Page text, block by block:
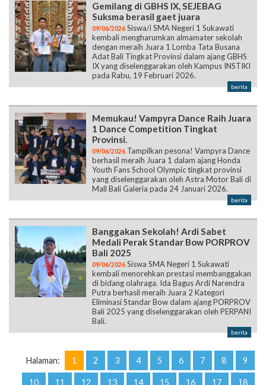
Gemilang di GBHS IX, SEJEBAG
Suksma berasil gaet juara
09/06/2026 Siswa/i SMA Negeri 1 Sukawati
kembali mengharumkan almamater sekolah
dengan meraih Juara 1 Lomba Tata Busana
Adat Bali Tingkat Provinsi dalam ajang GBHS
IX yang diselenggarakan oleh Kampus INSTIKI
pada Rabu, 19 Februari 2026.
berita
Memukau! Vampyra Dance Raih Juara
1 Dance Competition Tingkat
Provinsi.
09/06/2026 Tampilkan pesona! Vampyra Dance
berhasil meraih Juara 1 dalam ajang Honda
Youth Fans School Olympic tingkat provinsi
yang diselenggarakan oleh Astra Motor Bali di
Mall Bali Galeria pada 24 Januari 2026.
berita
Banggakan Sekolah! Ardi Sabet
Medali Perak Standar Bow PORPROV
Bali 2025
09/06/2026 Siswa SMA Negeri 1 Sukawati
kembali menorehkan prestasi membanggakan
di bidang olahraga. Ida Bagus Ardi Narendra
Putra berhasil meraih Juara 2 Kategori
Eliminasi Standar Bow dalam ajang PORPROV
Bali 2025 yang diselenggarakan oleh PERPANI
Bali.
berita
Halaman: 1 2 3 4 5 6 7 8 9
10 11 12 13 14 15 16 17 18